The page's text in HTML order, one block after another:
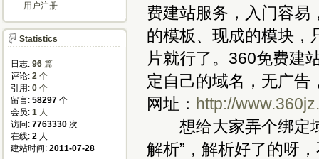
费建站服务，入门容易
的模板、现成的模块，
片就行了。360免费建
定自己的域名，无广告
网址： http://
想给大家弄个绑定域
解析”，解析好了的呀
用户注册
Statistics
日志: 96 篇
评论: 2 个
引用: 0 个
留言: 58297 个
会员: 1 人
访问: 7763330 次
在线: 2 人
建站时间: 2011-07-28